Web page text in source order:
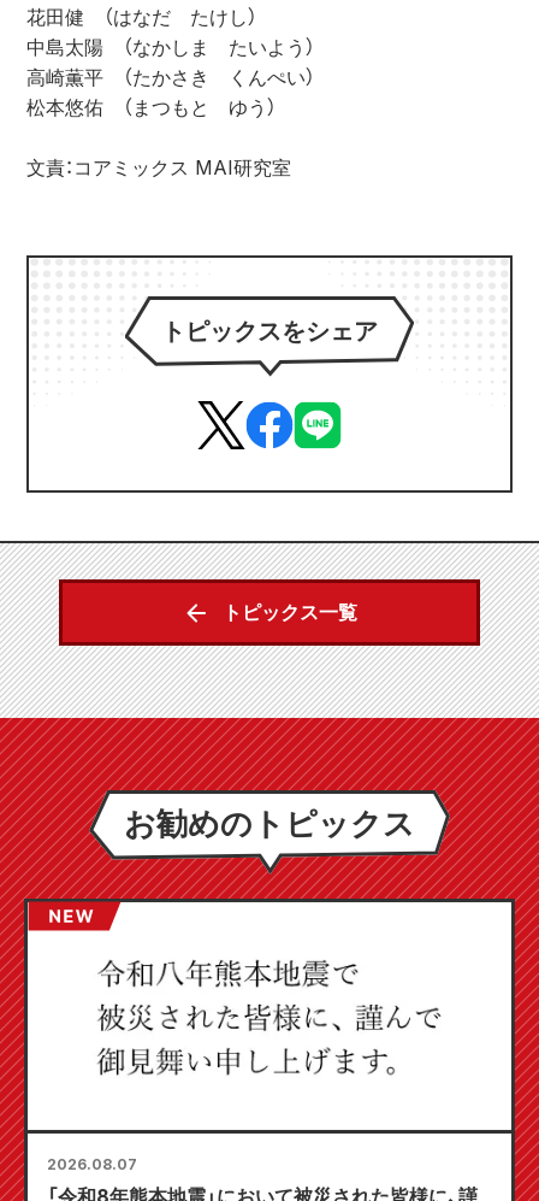
花田健　（はなだ　たけし）
中島太陽　（なかしま　たいよう）
高崎薫平　（たかさき　くんぺい）
松本悠佑　（まつもと　ゆう）
文責：コアミックス MAI研究室
トピックスをシェア
トピックス一覧
お勧めのトピックス
2026.08.07
「令和8年熊本地震」において被災された皆様に、謹